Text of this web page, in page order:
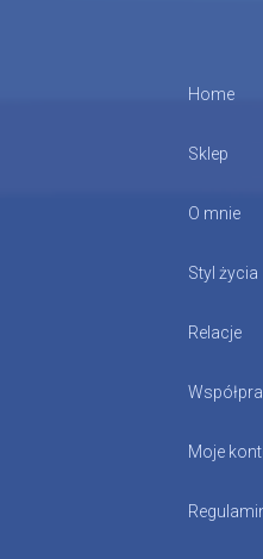
Home
Sklep
O mnie
Styl życia
Relacje
Moje